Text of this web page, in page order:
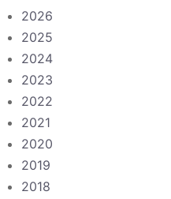
2026
2025
2024
2023
2022
2021
2020
2019
2018